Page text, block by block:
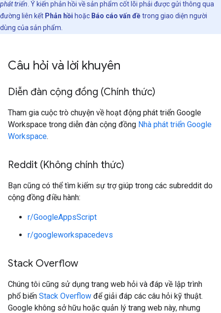
phát triển . Ý kiến phản hồi về sản phẩm cốt lõi phải được gửi thông qua
đường liên kết Phản hồi hoặc Báo cáo vấn đềtrong giao diện người
dùng của sản phẩm.
Câu hỏi và lời khuyên
Diễn đàn cộng đồng (Chính thức)
Tham gia cuộc trò chuyện về hoạt động phát triển Google
Workspace trong diễn đàn cộng đồng Nhà phát triển Google
Workspace.
Reddit (Không chính thức)
Bạn cũng có thể tìm kiếm sự trợ giúp trong các subreddit do
cộng đồng điều hành:
r/GoogleAppsScript
r/googleworkspacedevs
Stack Overflow
Chúng tôi cũng sử dụng trang web hỏi và đáp về lập trình
phổ biến Stack Overflow để giải đáp các câu hỏi kỹ thuật.
Google không sở hữu hoặc quản lý trang web này, nhưng